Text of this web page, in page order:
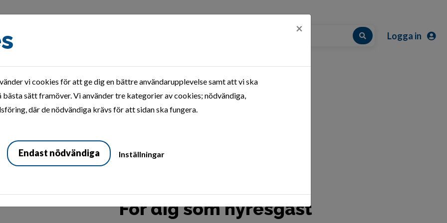
Logga in
Uthyrningspolicy Personuppgiftspolicy Frågor och svar
För dig som hyresgäst
×
vi cookies för att ge dig en bättre användarupplevelse samt att vi ska
bästa sätt framöver. Vi använder tre kategorier av cookies; nödvändiga,
där de nödvändiga krävs för att sidan ska fungera.
Endast nödvändiga Inställningar